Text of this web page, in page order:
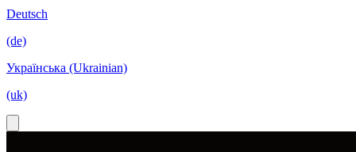
Deutsch
(de)
Українська (Ukrainian)
(uk)